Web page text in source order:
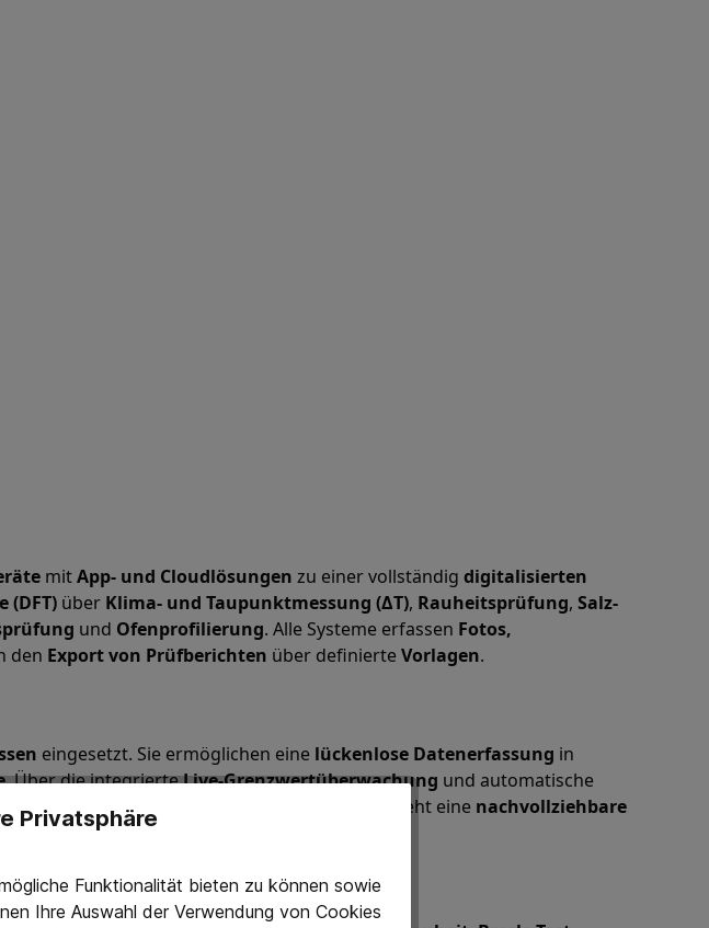
mitApp- und Cloudlösungen zu einer vollständig digitalisierten
(DFT) über Klima- und Taupunktmessung (ΔT), Rauheitsprüfung, Salz-
und Ofenprofilierung. Alle Systeme erfassen Fotos,
den Export von Prüfberichten über definierteVorlagen.
eingesetzt. Sie ermöglichen eine lückenlose Datenerfassung in
. Über die integrierteLive-Grenzwertüberwachung und automatische
Daten, Zeitstempel und Bildnachweis . So entsteht eine nachvollziehbare
Privatsphäre
Funktionalität bieten zu können sowie
Ihre Auswahl der Verwendung von Cookies